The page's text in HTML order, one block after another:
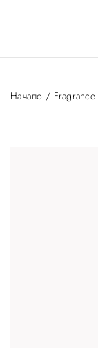
Начало / Fragrance